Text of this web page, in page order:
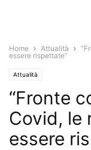
Home Attualità
essere rispettate”
Attualità
“Fronte
Covid, le
essere